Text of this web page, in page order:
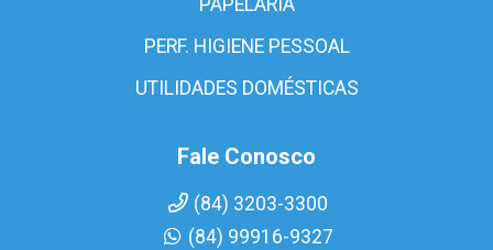
PAPELARIA
PERF. HIGIENE PESSOAL
UTILIDADES DOMÉSTICAS
Fale Conosco
(84) 3203-3300
(84) 99916-9327